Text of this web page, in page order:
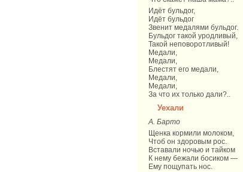
Идёт бyльдог,
Идёт бyльдог
Звенит медалями бyльдог.
Бyльдог такой yродливый,
Такой неповоротливый!
Медали,
Медали,
Блестят его медали,
Медали,
Медали,
За что их только дали?..
Уехали
А. Барто
Щенка кормили молоком,
Чтоб он здоровым рос.
Вставали ночью и тайком
К нему бежали босиком —
Ему пощупать нос.